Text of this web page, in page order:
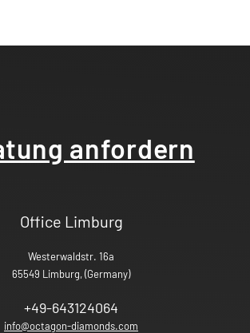
anfordern
Office Limburg
Westerwaldstr. 16a
65549 Limburg, (Germany)
+49-643124064
info@octagon-diamonds.com